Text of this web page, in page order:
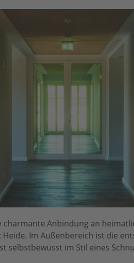
Anbindung an
Im Außenbereich ist die
selbstbewusst im Stil eines